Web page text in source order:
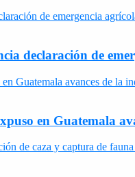
declaración de
en Guatemala